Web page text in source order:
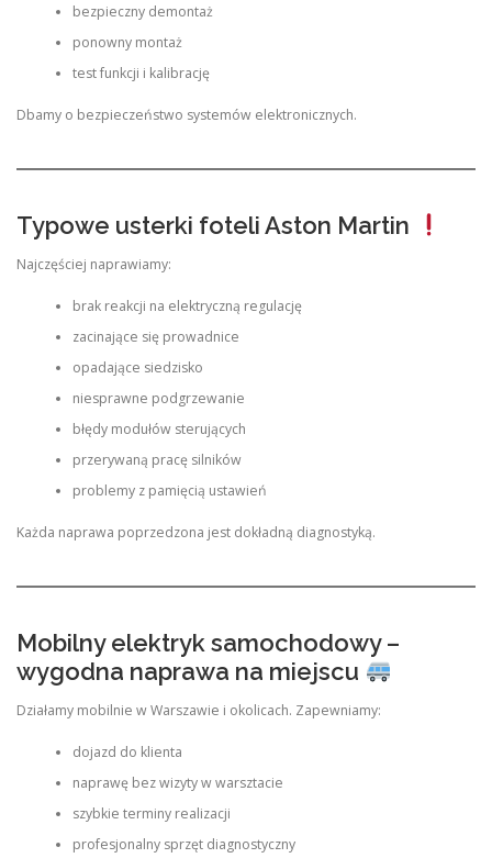
bezpieczny demontaż
ponowny montaż
test funkcji i kalibrację
Dbamy o bezpieczeństwo systemów elektronicznych.
Typowe usterki foteli Aston Martin
Najczęściej naprawiamy:
brak reakcji na elektryczną regulację
zacinające się prowadnice
opadające siedzisko
niesprawne podgrzewanie
błędy modułów sterujących
przerywaną pracę silników
problemy z pamięcią ustawień
Każda naprawa poprzedzona jest dokładną diagnostyką.
Mobilny elektryk samochodowy –
wygodna naprawa na miejscu
Działamy mobilnie w Warszawie i okolicach. Zapewniamy:
dojazd do klienta
naprawę bez wizyty w warsztacie
szybkie terminy realizacji
profesjonalny sprzęt diagnostyczny